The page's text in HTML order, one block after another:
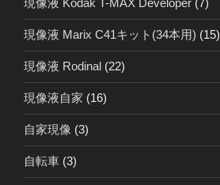
現像液 Kodak T-MAX Developer (7)
現像液 Marix C41キット(34本用) (15)
現像液 Rodinal (22)
現像液自家 (16)
自家現像 (3)
自転車 (3)